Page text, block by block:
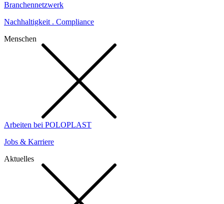
Branchennetzwerk
Nachhaltigkeit . Compliance
Menschen
Arbeiten bei POLOPLAST
Jobs & Karriere
Aktuelles